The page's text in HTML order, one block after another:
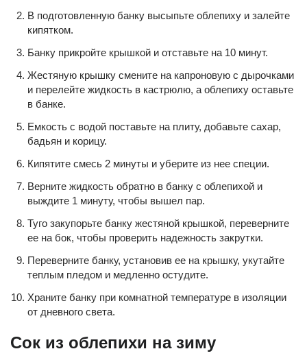
В подготовленную банку высыпьте облепиху и залейте
кипятком.
Банку прикройте крышкой и отставьте на 10 минут.
Жестяную крышку смените на капроновую с дырочками
и перелейте жидкость в кастрюлю, а облепиху оставьте
в банке.
Емкость с водой поставьте на плиту, добавьте сахар,
бадьян и корицу.
Кипятите смесь 2 минуты и уберите из нее специи.
Верните жидкость обратно в банку с облепихой и
выждите 1 минуту, чтобы вышел пар.
Туго закупорьте банку жестяной крышкой, переверните
ее на бок, чтобы проверить надежность закрутки.
Переверните банку, установив ее на крышку, укутайте
теплым пледом и медленно остудите.
Храните банку при комнатной температуре в изоляции
от дневного света.
Сок из облепихи на зиму